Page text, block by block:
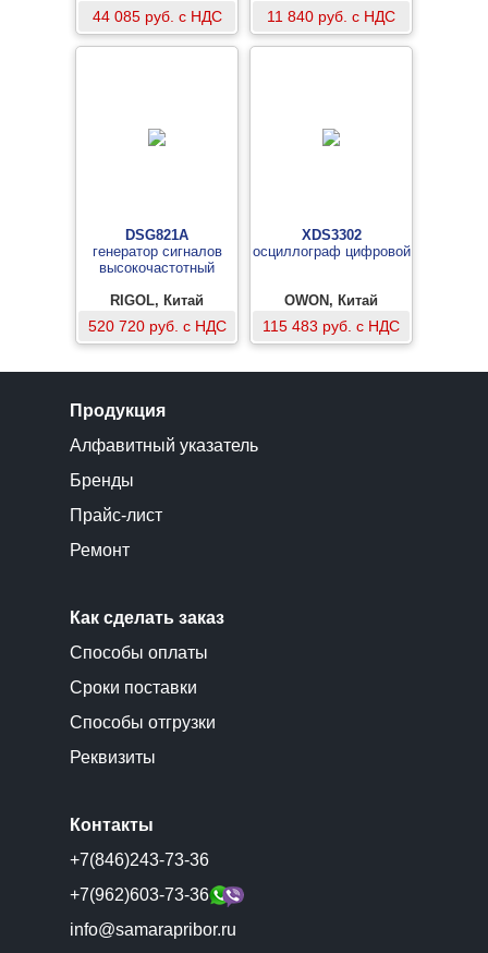
44 085 руб. с НДС 11 840 руб. с НДС
DSG821A
генератор сигналов
высокочастотный
RIGOL, Китай
520 720 руб. с НДС
XDS3302
осциллограф цифровой
OWON, Китай
115 483 руб. с НДС
Продукция
Алфавитный указатель
Бренды
Прайс-лист
Ремонт
Как сделать заказ
Способы оплаты
Сроки поставки
Способы отгрузки
Реквизиты
Контакты
+7(846)243-73-36
+7(962)603-73-36
info@samarapribor.ru